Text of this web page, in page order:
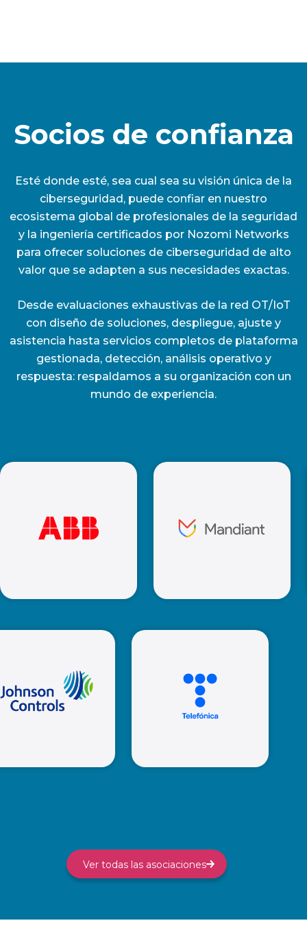
Socios de confianza
Esté donde esté, sea cual sea su visión única de la
ciberseguridad, puede confiar en nuestro
ecosistema global de profesionales de la seguridad
y la ingeniería certificados por Nozomi Networks
para ofrecer soluciones de ciberseguridad de alto
valor que se adapten a sus necesidades exactas.
Desde evaluaciones exhaustivas de la red OT/IoT
con diseño de soluciones, despliegue, ajuste y
asistencia hasta servicios completos de plataforma
gestionada, detección, análisis operativo y
respuesta: respaldamos a su organización con un
mundo de experiencia.
Ver todas las asociaciones